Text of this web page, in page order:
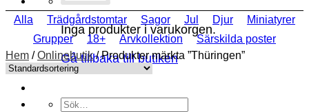
Inga produkter i varukorgen.
Gå tillbaka till butiken
Sök
Alla Trädgårdstomtar Sagor Jul Djur
Miniatyrer
Grupper
18+ Arvkollektion
Särskilda poster
Hem / Onlinebutik /Produkter märkta ”Thüringen”